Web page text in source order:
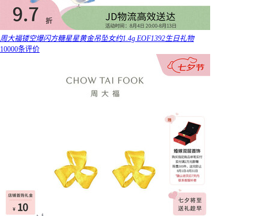
周大福镂空爆闪方糖星星黄金吊坠女约1.4g EOF1392生日礼物
10000条评价